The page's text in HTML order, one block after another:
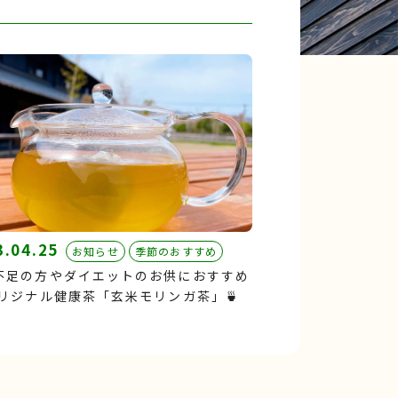
お知らせ 季節のおすすめ
足の方やダイエットのお供におすすめ
ジナル健康茶「玄米モリンガ茶」🍵